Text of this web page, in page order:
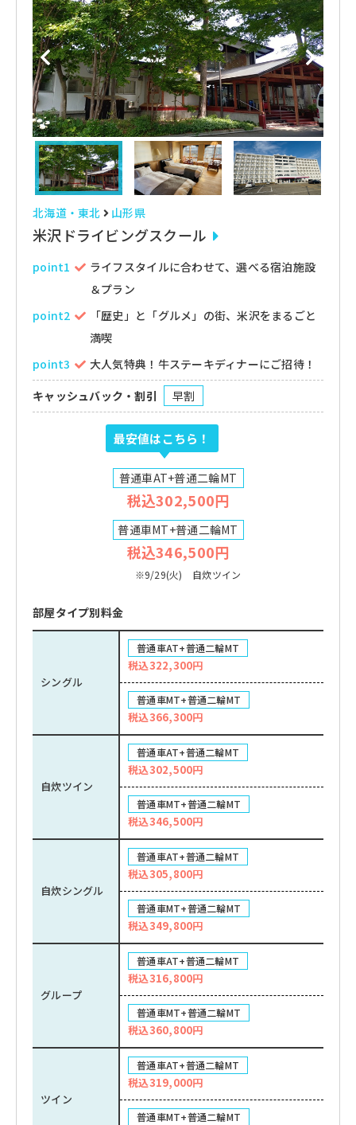
北海道・東北 山形県
米沢ドライビングスクール
point1
ライフスタイルに合わせて、選べる宿泊施設
＆プラン
point2
「歴史」と「グルメ」の街、米沢をまるごと
満喫
point3
大人気特典！牛ステーキディナーにご招待！
キャッシュバック・割引
早割
最安値はこちら！
普通車AT+普通二輪MT
税込302,500円
普通車MT+普通二輪MT
税込346,500円
※9/29(火) 自炊ツイン
部屋タイプ別料金
シングル
普通車AT+普通二輪MT
税込322,300円
普通車MT+普通二輪MT
税込366,300円
自炊ツイン
普通車AT+普通二輪MT
税込302,500円
普通車MT+普通二輪MT
税込346,500円
自炊シングル
普通車AT+普通二輪MT
税込305,800円
普通車MT+普通二輪MT
税込349,800円
グループ
普通車AT+普通二輪MT
税込316,800円
普通車MT+普通二輪MT
税込360,800円
ツイン
普通車AT+普通二輪MT
税込319,000円
普通車MT+普通二輪MT